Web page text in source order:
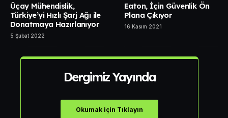
Üçay Mühendislik,
Türkiye’yi Hızlı Şarj Ağı ile
Donatmaya Hazırlanıyor
5 Şubat 2022
Eaton, İçin Güvenlik Ön
Plana Çıkıyor
16 Kasım 2021
Dergimiz Yayında
Okumak için Tıklayın